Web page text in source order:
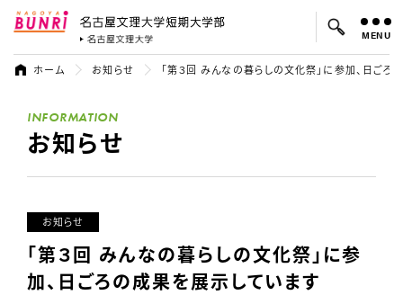
名古屋文理大学 短期大学部
よく検索されているキーワード：
MENU
ホーム お知らせ 「第３回 みんなの暮らしの文化祭」に参加、日ごろ
INFORMATION
お知らせ
お知らせ
「第３回 みんなの暮らしの文化祭」に参
加、日ごろの成果を展示しています